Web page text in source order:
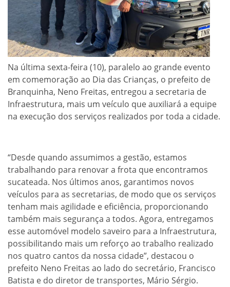
Na última sexta-feira (10), paralelo ao grande evento
em comemoração ao Dia das Crianças, o prefeito de
Branquinha, Neno Freitas, entregou a secretaria de
Infraestrutura, mais um veículo que auxiliará a equipe
na execução dos serviços realizados por toda a cidade.
“Desde quando assumimos a gestão, estamos
trabalhando para renovar a frota que encontramos
sucateada. Nos últimos anos, garantimos novos
veículos para as secretarias, de modo que os serviços
tenham mais agilidade e eficiência, proporcionando
também mais segurança a todos. Agora, entregamos
esse automóvel modelo saveiro para a Infraestrutura,
possibilitando mais um reforço ao trabalho realizado
nos quatro cantos da nossa cidade”, destacou o
prefeito Neno Freitas ao lado do secretário, Francisco
Batista e do diretor de transportes, Mário Sérgio.